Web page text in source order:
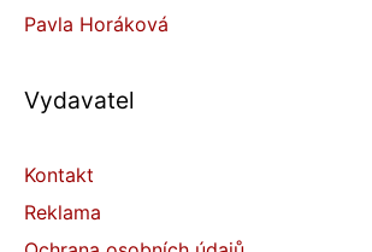
Pavla Horáková
Vydavatel
Kontakt
Reklama